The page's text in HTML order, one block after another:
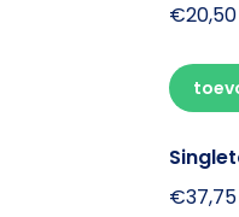
€20,50
€37,75